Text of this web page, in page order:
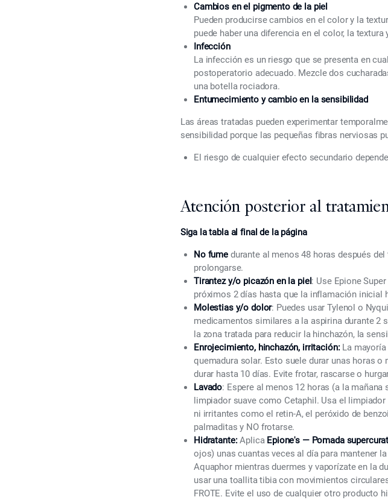
Cambios en el pigmento de la piel
Pueden producirse cambios en el color y la
puede haber una diferencia en el color, la
Infección
La infección es un riesgo que se presenta en
postoperatorio adecuado. Mezcle dos
una botella rociadora.
Entumecimiento y cambio en la sensibilidad
Las áreas tratadas pueden experimentar
sensibilidad porque las pequeñas fibras nerviosas
El riesgo de cualquier efecto secundario
Atención posterior al
Siga la tabla al final de la página
No fume durante al menos 48 horas después
prolongarse.
Tirantez y/o picazón en la piel: Use Epione
próximos 2 días hasta que la inflamación inicial
Molestias y/o dolor: Puedes usar Tylenol o
medicamentos similares a la aspirina durante 2
la zona tratada para reducir la hinchazón, la
Enrojecimiento, hinchazón, irritación: La
quemadura solar. Esto suele durar unas horas
durar hasta 10 días. Evite frotar, rascarse o
Lavado: Espere al menos 12 horas (a la
limpiador suave como Cetaphil. Usa el
ni irritantes como el retin-A, el peróxido de
palmaditas y NO frotarse.
Hidratante:Aplica Epione's — Pomada
ojos) unas cuantas veces al día para mantener
Aquaphor mientras duermes y vaporízate en la
usar una toallita tibia con movimientos
FROTE. Evite el uso de cualquier otro producto